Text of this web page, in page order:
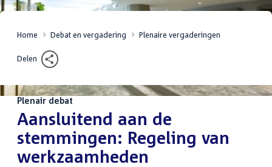
Home Debat en vergadering Plenaire vergaderingen
Delen
Plenair debat
Aansluitend aan de
stemmingen: Regeling van
werkzaamheden